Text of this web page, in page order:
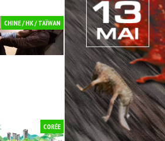
CHINE / HK / TAÏWAN
CORÉE